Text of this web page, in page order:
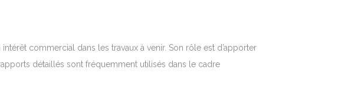
intérêt commercial dans les travaux à venir. Son rôle est d’apporter
détaillés sont fréquemment utilisés dans le cadre